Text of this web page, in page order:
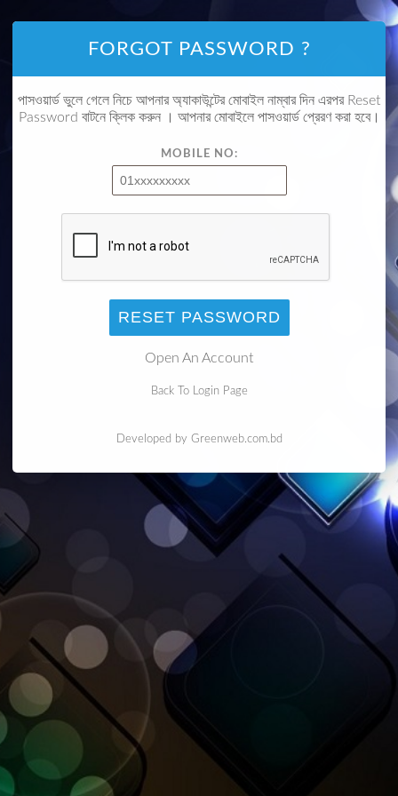
FORGOT PASSWORD ?
পাসওয়ার্ড ভুলে গেলে নিচে আপনার অ্যাকাউন্টের মোবাইল নাম্বার দিন এরপর Reset
Password বাটনে ক্লিক করুন । আপনার মোবাইলে পাসওয়ার্ড প্রেরণ করা হবে।
MOBILE NO:
RESET PASSWORD
Open An Account
Back To Login Page
Developed by Greenweb.com.bd